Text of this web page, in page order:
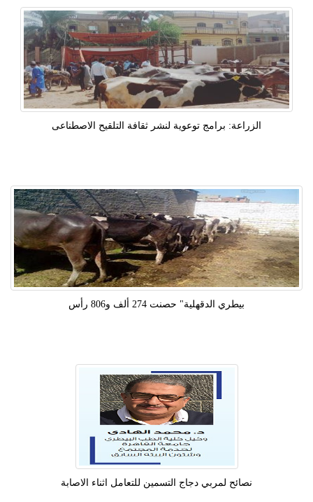
الزراعة: برامج توعوية لنشر ثقافة التلقيح الاصطناعى
بيطري الدقهلية" حصنت 274 ألف و806 رأس
نصائح لمربي دجاج التسمين للتعامل اثناء الاصابة